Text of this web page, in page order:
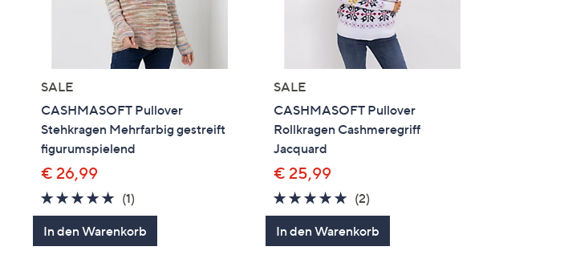
SALE
CASHMASOFT Pullover
Stehkragen Mehrfarbig gestreift
figurumspielend
€ 26,99
5.0
von
5
(1)
Bewertungen
In den Warenkorb
SALE
CASHMASOFT Pullover
Rollkragen Cashmeregriff
Jacquard
€ 25,99
5.0
von
5
(2)
Bewertungen
In den Warenkorb